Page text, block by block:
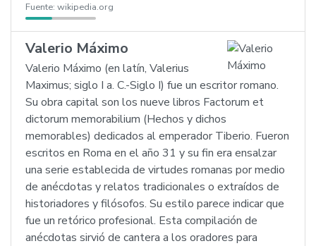
Fuente: wikipedia.org
Valerio Máximo
Valerio Máximo (en latín, Valerius
Maximus; siglo I a. C.-Siglo I) fue un escritor romano.
Su obra capital son los nueve libros Factorum et
dictorum memorabilium (Hechos y dichos
memorables) dedicados al emperador Tiberio. Fueron
escritos en Roma en el año 31 y su fin era ensalzar
una serie establecida de virtudes romanas por medio
de anécdotas y relatos tradicionales o extraídos de
historiadores y filósofos. Su estilo parece indicar que
fue un retórico profesional. Esta compilación de
anécdotas sirvió de cantera a los oradores para